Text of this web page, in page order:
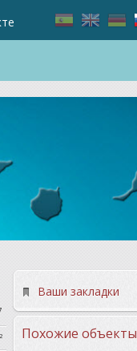
Ваши закладки
Похожие объекты